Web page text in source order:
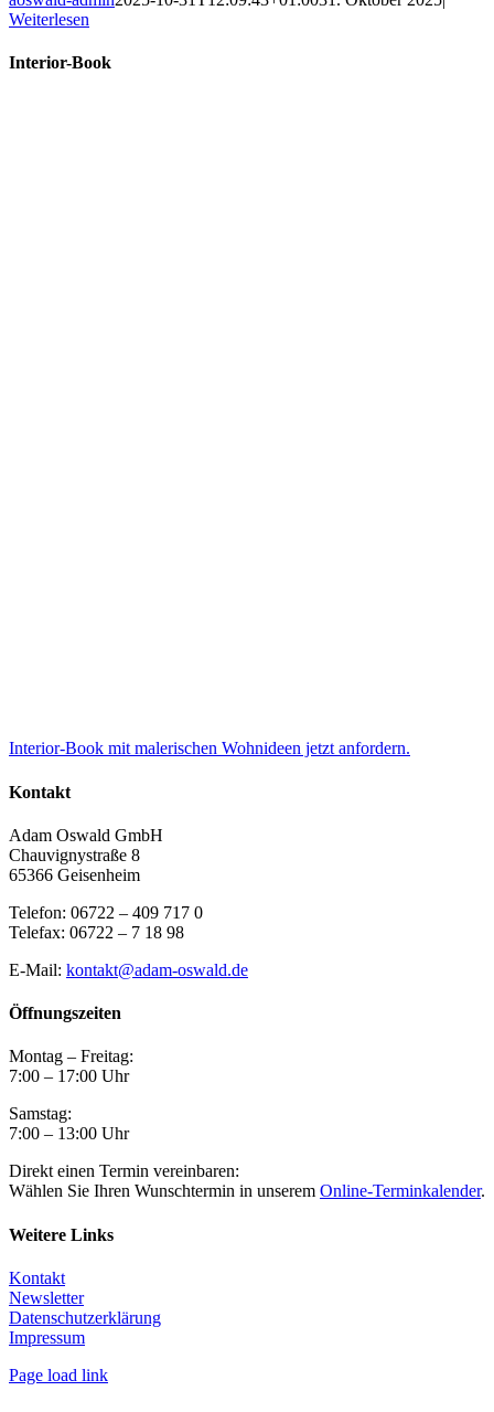
Weiterlesen
Interior-Book
Interior-Book mit malerischen Wohnideen jetzt anfordern.
Kontakt
Adam Oswald GmbH
Chauvignystraße 8
65366 Geisenheim
Telefon: 06722 – 409 717 0
Telefax: 06722 – 7 18 98
E-Mail: kontakt@adam-oswald.de
Öffnungszeiten
Montag – Freitag:
7:00 – 17:00 Uhr
Samstag:
7:00 – 13:00 Uhr
Direkt einen Termin vereinbaren:
Wählen Sie Ihren Wunschtermin in unserem Online-Terminkalender.
Weitere Links
Kontakt
Newsletter
Datenschutzerklärung
Impressum
Page load link